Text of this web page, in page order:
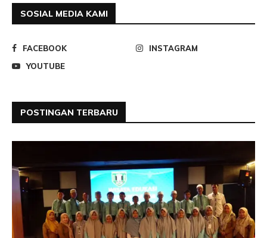
SOSIAL MEDIA KAMI
FACEBOOK
INSTAGRAM
YOUTUBE
POSTINGAN TERBARU